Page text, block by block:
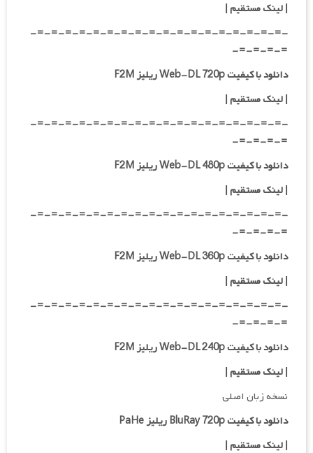
|لینک مستقیم|
-=-=-=-=-=-=-=-=-=-=-=-=-=-=-=-=-=-=-
=-=-=-=-
دانلود با کیفیت Web-DL 720p ریلیز F2M
|لینک مستقیم|
-=-=-=-=-=-=-=-=-=-=-=-=-=-=-=-=-=-=-
=-=-=-=-
دانلود با کیفیت Web-DL 480p ریلیز F2M
|لینک مستقیم|
-=-=-=-=-=-=-=-=-=-=-=-=-=-=-=-=-=-=-
=-=-=-=-
دانلود با کیفیت Web-DL 360p ریلیز F2M
| لینک مستقیم|
-=-=-=-=-=-=-=-=-=-=-=-=-=-=-=-=-=-=-
=-=-=-=-
دانلود با کیفیت Web-DL 240p ریلیز F2M
| لینک مستقیم|
نسخه زبان اصلی
دانلود با کیفیت BluRay 720p ریلیز PaHe
|لینک مستقیم|